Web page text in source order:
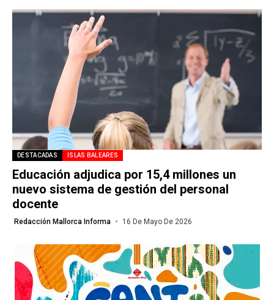
DESTACADAS ISLAS BALEARES
Educación adjudica por 15,4 millones un
nuevo sistema de gestión del personal
docente
Redacción Mallorca Informa 16 De Mayo De 2026